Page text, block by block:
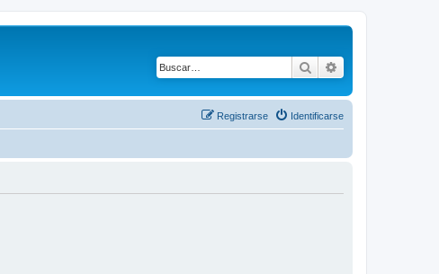
Buscar
Identificarse
Registrarse